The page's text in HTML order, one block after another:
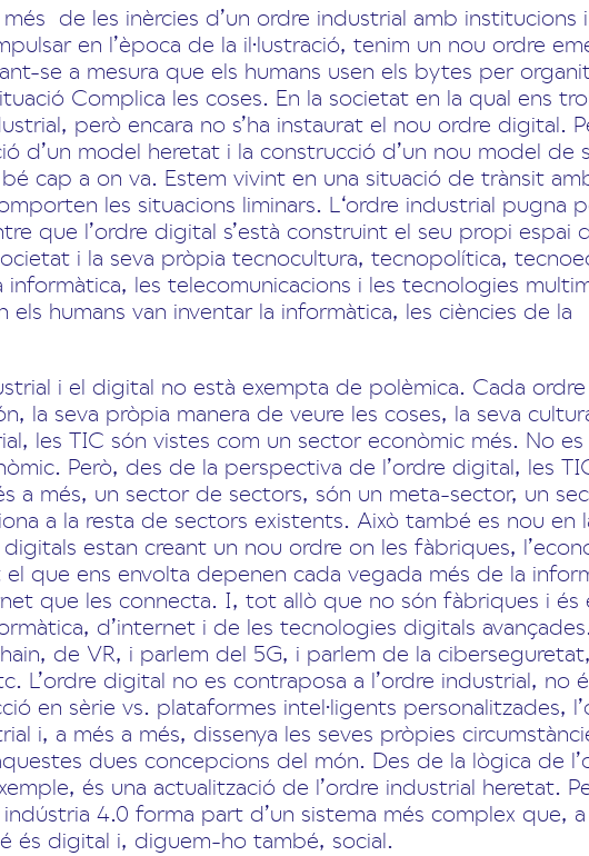
de les inèrcies d’un ordre industrial amb institucions
en l’època de la il·lustració, tenim un nou ordre
se a mesura que els humans usen els bytes per
Complica les coses. En la societat en la qual ens
però encara no s’ha instaurat el nou ordre digital.
d’un model heretat i la construcció d’un nou model de
cap a on va. Estem vivint en una situació de trànsit
les situacions liminars. L‘ordre industrial pugna
que l’ordre digital s’està construint el seu propi espai
i la seva pròpia tecnocultura, tecnopolítica,
les telecomunicacions i les tecnologies
els humans van inventar la informàtica, les ciències de la
i el digital no està exempta de polèmica. Cada
la seva pròpia manera de veure les coses, la seva
les TIC són vistes com un sector econòmic més. No
Però, des de la perspectiva de l’ordre digital, les
a més, un sector de sectors, són un meta-sector, un
a la resta de sectors existents. Això també es nou en
estan creant un nou ordre on les fàbriques,
que ens envolta depenen cada vegada més de la
que les connecta. I, tot allò que no són fàbriques i és
d’internet i de les tecnologies digitals
de VR, i parlem del 5G, i parlem de la
L’ordre digital no es contraposa a l’ordre industrial, no
en sèrie vs. plataformes intel·ligents personalitzades,
i, a més a més, dissenya les seves pròpies
dues concepcions del món. Des de la lògica de
és una actualització de l’ordre industrial heretat.
4.0 forma part d’un sistema més complex que,
és digital i, diguem-ho també, social.